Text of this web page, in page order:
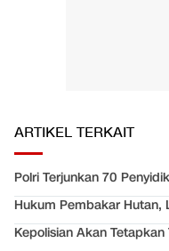
ARTIKEL TERKAIT
Polri Terjunkan 70
Hukum Pembakar Hutan,
Kepolisian Akan